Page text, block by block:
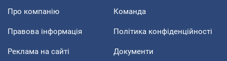
Про компанію Команда
Правова інформація Політика конфіденційності
Реклама на сайті Документи